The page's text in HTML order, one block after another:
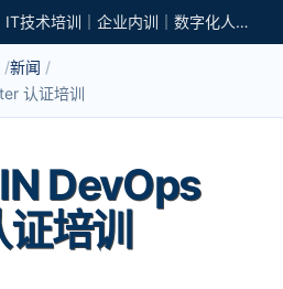
艾威培训｜职业认证培训｜IT技术培训｜企业内训｜数字化人才培养
新闻
认证培训
DevOps
培训